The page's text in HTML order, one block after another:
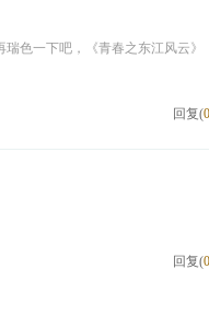
色一下吧，《青春之东江风云》
回复(0
回复(0